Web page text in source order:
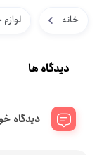
خانه
دیدگاه ها
دیدگاه